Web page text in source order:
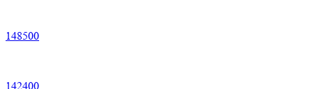
148500
142400